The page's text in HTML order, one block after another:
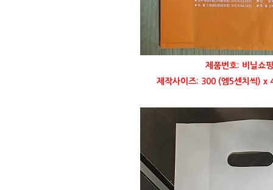
제품번호: 비닐쇼
제작사이즈: 300 (엠5센치씩) x